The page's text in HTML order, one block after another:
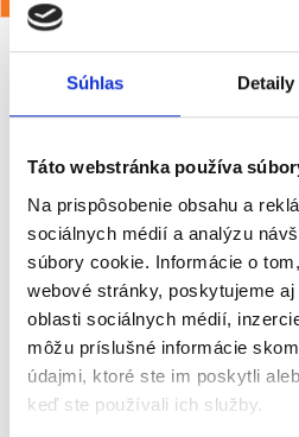
Súhlas Detaily
Táto webstránka používa
Na prispôsobenie obsahu a
sociálnych médií a analýzu
súbory cookie. Informácie o
webové stránky, poskytujeme
oblasti sociálnych médií,
môžu príslušné informácie
údajmi, ktoré ste im poskytli
keď ste používali ich služby.
Poslať na email
Upozorniť na
Pridať do
Späť